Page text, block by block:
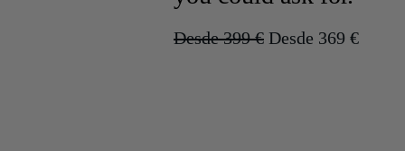
Desde 399 € Desde 369 €